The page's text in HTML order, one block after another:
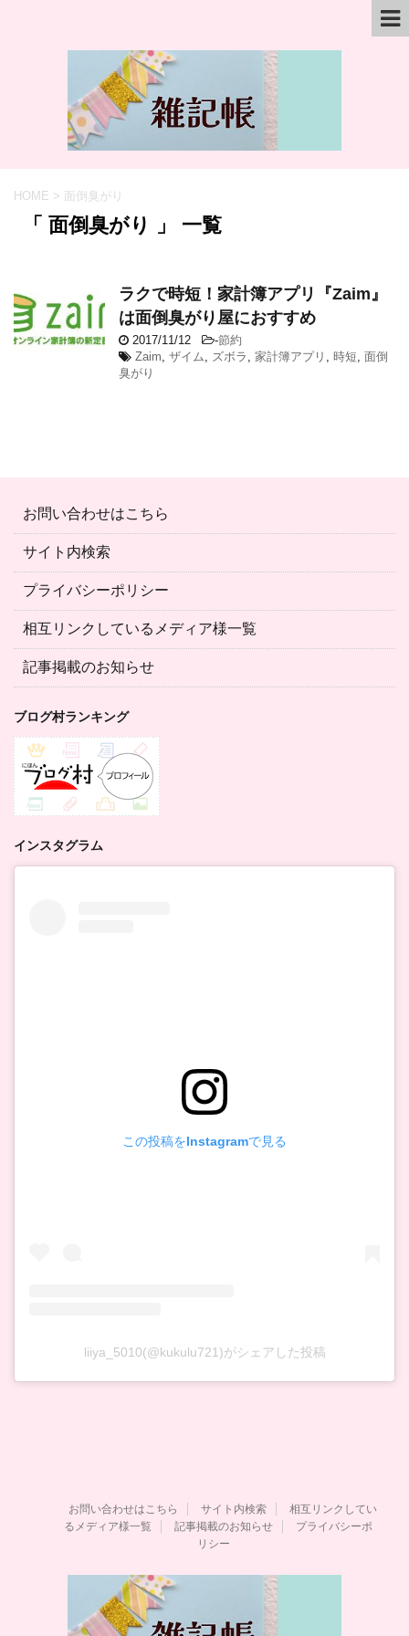
HOME > 面倒臭がり
「 面倒臭がり 」 一覧
ラクで時短！家計簿アプリ『Zaim』
は面倒臭がり屋におすすめ
2017/11/12 -節約
Zaim, ザイム, ズボラ , 家計簿アプリ , 時短, 面倒
臭がり
お問い合わせはこちら
サイト内検索
プライバシーポリシー
相互リンクしているメディア様一覧
記事掲載のお知らせ
ブログ村ランキング
インスタグラム
この投稿をInstagramで見る
liiya_5010(@kukulu721)がシェアした投稿
お問い合わせはこちら サイト内検索
相互リンクしてい
るメディア様一覧
記事掲載のお知らせ
プライバシーポ
リシー